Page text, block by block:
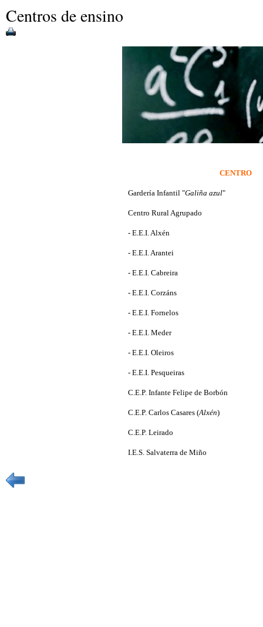
Centros de ensino
CENTRO
Gardería Infantil "Galiña azul"
Centro Rural Agrupado
- E.E.I. Alxén
- E.E.I. Arantei
- E.E.I. Cabreira
- E.E.I. Corzáns
- E.E.I. Fornelos
- E.E.I. Meder
- E.E.I. Oleiros
- E.E.I. Pesqueiras
C.E.P. Infante Felipe de Borbón
C.E.P. Carlos Casares (Alxén)
C.E.P. Leirado
I.E.S. Salvaterra de Miño